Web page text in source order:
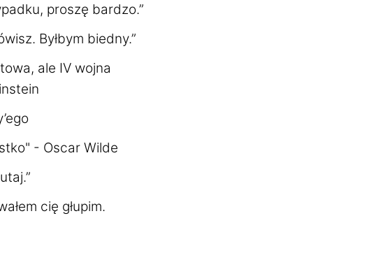
proszę bardzo.”
Byłbym biedny.”
ale IV wojna
- Oscar Wilde
cię głupim.